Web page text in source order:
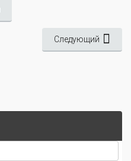
Следующий